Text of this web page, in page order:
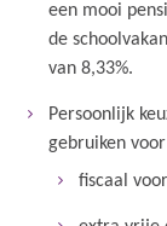
een mooi
de
van 8,33%.
Persoonlijk
gebruiken
fiscaal